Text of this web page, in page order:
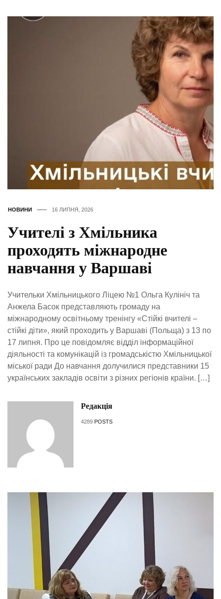
НОВИНИ 16 ЛИПНЯ, 2026
Учителі з Хмільника
проходять міжнародне
навчання у Варшаві
Учительки Хмільницького Ліцею №1 Ольга Кулініч та
Анжела Басок представляють громаду на
міжнародному освітньому тренінгу «Стійкі вчителі –
стійкі діти», який проходить у Варшаві (Польща) з 13 по
17 липня. Про це повідомляє відділ інформаційної
діяльності та комунікацій із громадськістю Хмільницької
міської ради До навчання долучилися представники 15
українських закладів освіти з різних регіонів країни. […]
Редакція
4289 POSTS